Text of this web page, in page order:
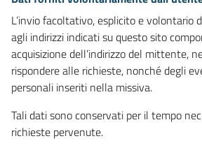
L’invio facoltativo, esplicito e volontario
agli indirizzi indicati su questo sito
acquisizione dell’indirizzo del mittente,
rispondere alle richieste, nonché degli
personali inseriti nella missiva.
Tali dati sono conservati per il tempo
richieste pervenute.